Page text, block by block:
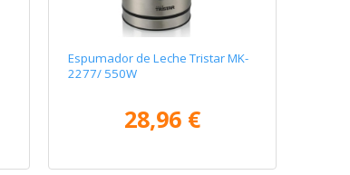
Espumador de Leche Tristar MK-
2277/ 550W
28,96 €